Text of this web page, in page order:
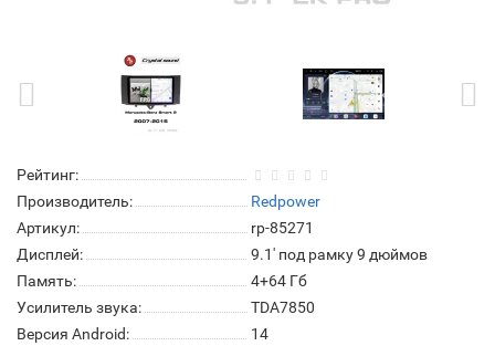
Рейтинг:
Производитель:
Redpower
Артикул:
rp-85271
Дисплей:
9.1' под рамку 9 дюймов
Память:
4+64 Гб
Усилитель звука:
TDA7850
Версия Android:
14